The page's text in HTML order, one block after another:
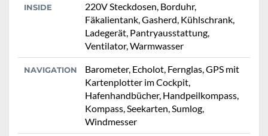
INSIDE
220V Steckdosen, Borduhr,
Fäkalientank, Gasherd, Kühlschrank,
Ladegerät, Pantryausstattung,
Ventilator, Warmwasser
NAVIGATION
Barometer, Echolot, Fernglas, GPS mit
Kartenplotter im Cockpit,
Hafenhandbücher, Handpeilkompass,
Kompass, Seekarten, Sumlog,
Windmesser